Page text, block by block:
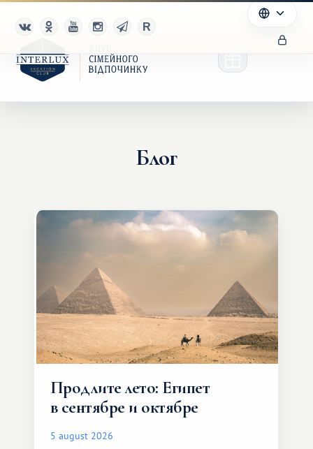
Партнерам
Благотворительность
Блог
Продлите лето: Египет
в сентябре и октябре
5 august 2026